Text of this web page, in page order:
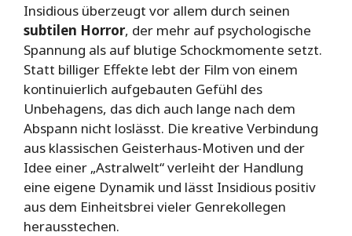
Insidious überzeugt vor allem durch seinen
subtilen Horror, der mehr auf psychologische
Spannung als auf blutige Schockmomente setzt.
Statt billiger Effekte lebt der Film von einem
kontinuierlich aufgebauten Gefühl des
Unbehagens, das dich auch lange nach dem
Abspann nicht loslässt. Die kreative Verbindung
aus klassischen Geisterhaus-Motiven und der
Idee einer „Astralwelt“ verleiht der Handlung
eine eigene Dynamik und lässt Insidious positiv
aus dem Einheitsbrei vieler Genrekollegen
herausstechen.